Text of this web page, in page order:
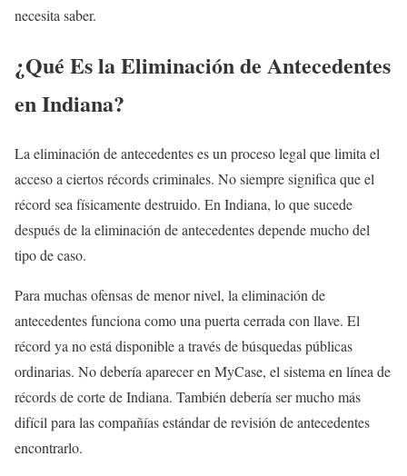
necesita saber.
¿Qué Es la Eliminación de Antecedentes
en Indiana?
La eliminación de antecedentes es un proceso legal que limita el
acceso a ciertos récords criminales. No siempre significa que el
récord sea físicamente destruido. En Indiana, lo que sucede
después de la eliminación de antecedentes depende mucho del
tipo de caso.
Para muchas ofensas de menor nivel, la eliminación de
antecedentes funciona como una puerta cerrada con llave. El
récord ya no está disponible a través de búsquedas públicas
ordinarias. No debería aparecer en MyCase, el sistema en línea de
récords de corte de Indiana. También debería ser mucho más
difícil para las compañías estándar de revisión de antecedentes
encontrarlo.